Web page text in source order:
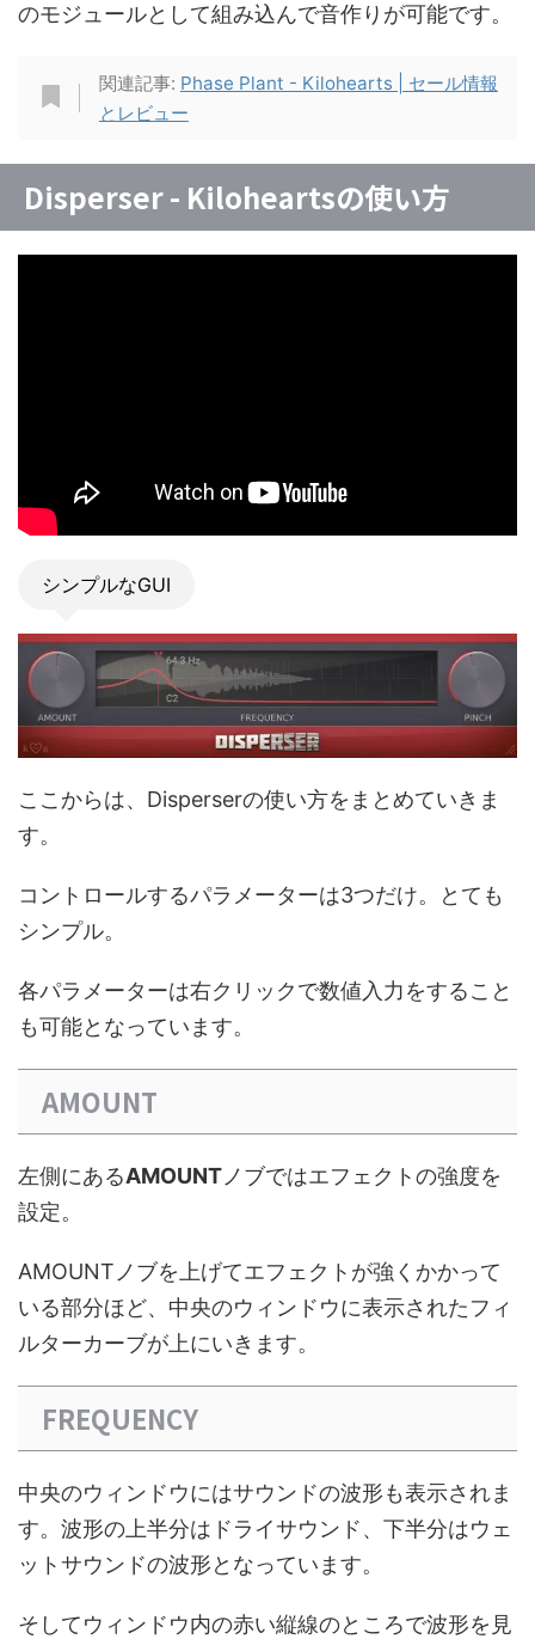
のモジュールとして組み込んで音作りが可能です。
関連記事: Phase Plant - Kilohearts | セール情報
とレビュー
Disperser - Kiloheartsの使い方
シンプルなGUI
ここからは、Disperserの使い方をまとめていきま
す。
コントロールするパラメーターは3つだけ。とても
シンプル。
各パラメーターは右クリックで数値入力をすること
も可能となっています。
AMOUNT
左側にあるAMOUNT ノブではエフェクトの強度を
設定。
AMOUNTノブを上げてエフェクトが強くかかって
いる部分ほど、中央のウィンドウに表示されたフィ
ルターカーブが上にいきます。
FREQUENCY
中央のウィンドウにはサウンドの波形も表示されま
す。波形の上半分はドライサウンド、下半分はウェ
ットサウンドの波形となっています。
そしてウィンドウ内の赤い縦線のところで波形を見